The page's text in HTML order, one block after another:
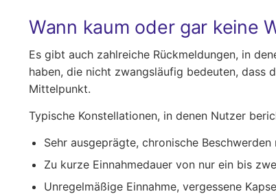
Wann kaum oder gar keine
Es gibt auch zahlreiche Rückmeldungen, in
haben, die nicht zwangsläufig bedeuten, dass
Mittelpunkt.
Typische Konstellationen, in denen Nutzer
Sehr ausgeprägte, chronische
Zu kurze Einnahmedauer von nur ein bis
Unregelmäßige Einnahme, vergessene